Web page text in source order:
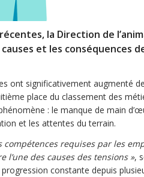
la Direction de
et les conséquences
ont significativement augmenté
place du classement des
: le manque de main
et les attentes du terrain.
requises par les
l’une des causes des tensions »,
constante depuis